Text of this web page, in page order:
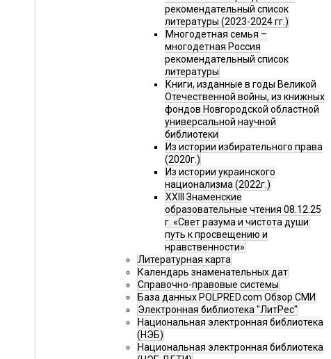
рекомендательный список
литературы (2023-2024 гг.)
Многодетная семья –
многодетная Россия
рекомендательный список
литературы
Книги, изданные в годы Великой
Отечественной войны, из книжных
фондов Новгородской областной
универсальной научной
библиотеки
Из истории избирательного права
(2020г.)
Из истории украинского
национализма (2022г.)
XXIII Знаменские
образовательные чтения 08.12.25
г. «Свет разума и чистота души:
путь к просвещению и
нравственности»
Литературная карта
Календарь знаменательных дат
Справочно-правовые системы
База данных POLPRED.com Обзор СМИ
Электронная библиотека "ЛитРес"
Национальная электронная библиотека
(НЭБ)
Национальная электронная библиотека